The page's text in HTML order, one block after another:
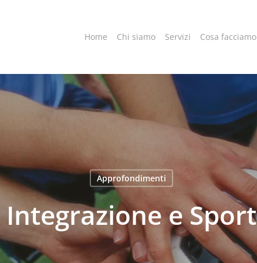
Home Chi siamo Servizi Cosa facciamo
Approfondimenti
Integrazione e Sport